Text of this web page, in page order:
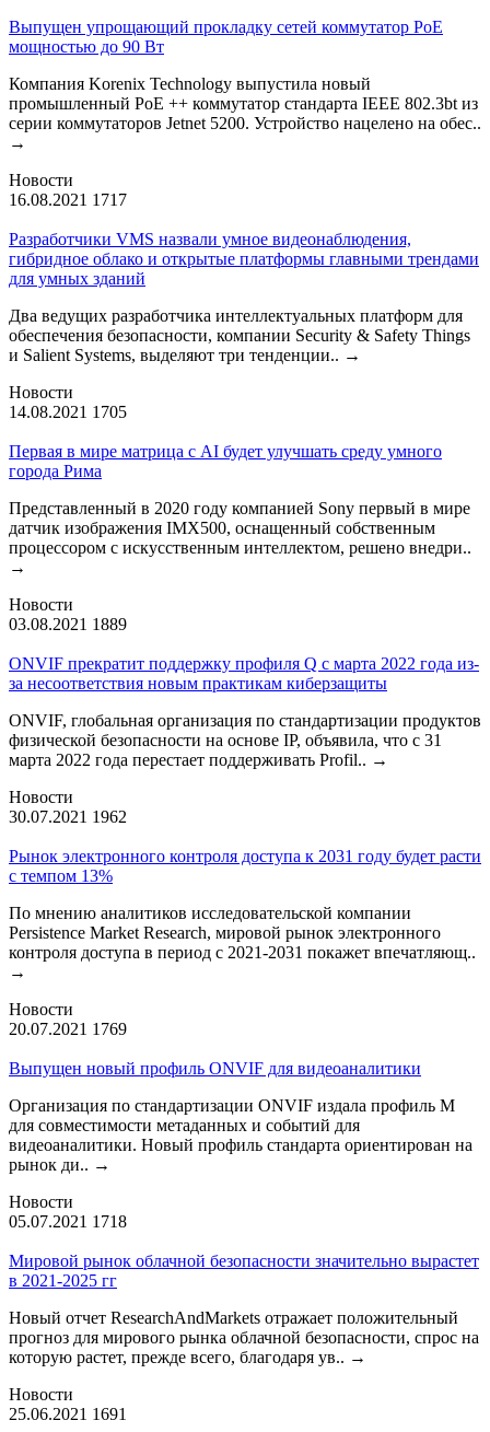
Выпущен упрощающий прокладку сетей коммутатор PoE
мощностью до 90 Вт
Компания Korenix Technology выпустила новый
промышленный PoE ++ коммутатор стандарта IEEE 802.3bt из
серии коммутаторов Jetnet 5200. Устройство нацелено на обес..
→
Новости
16.08.2021 1717
Разработчики VMS назвали умное видеонаблюдения,
гибридное облако и открытые платформы главными трендами
для умных зданий
Два ведущих разработчика интеллектуальных платформ для
обеспечения безопасности, компании Security & Safety Things
и Salient Systems, выделяют три тенденции.. →
Новости
14.08.2021 1705
Первая в мире матрица с AI будет улучшать среду умного
города Рима
Представленный в 2020 году компанией Sony первый в мире
датчик изображения IMX500, оснащенный собственным
процессором с искусственным интеллектом, решено внедри..
→
Новости
03.08.2021 1889
ONVIF прекратит поддержку профиля Q с марта 2022 года из-
за несоответствия новым практикам киберзащиты
ONVIF, глобальная организация по стандартизации продуктов
физической безопасности на основе IP, объявила, что с 31
марта 2022 года перестает поддерживать Profil.. →
Новости
30.07.2021 1962
Рынок электронного контроля доступа к 2031 году будет расти
с темпом 13%
По мнению аналитиков исследовательской компании
Persistence Market Research, мировой рынок электронного
контроля доступа в период с 2021-2031 покажет впечатляющ..
→
Новости
20.07.2021 1769
Выпущен новый профиль ONVIF для видеоаналитики
Организация по стандартизации ONVIF издала профиль М
для совместимости метаданных и событий для
видеоаналитики. Новый профиль стандарта ориентирован на
рынок ди.. →
Новости
05.07.2021 1718
Мировой рынок облачной безопасности значительно вырастет
в 2021-2025 гг
Новый отчет ResearchAndMarkets отражает положительный
прогноз для мирового рынка облачной безопасности, спрос на
которую растет, прежде всего, благодаря ув.. →
Новости
25.06.2021 1691